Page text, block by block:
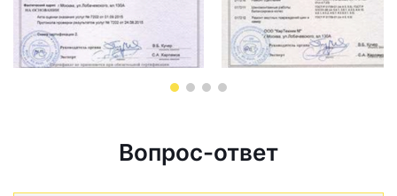
Вопрос-ответ